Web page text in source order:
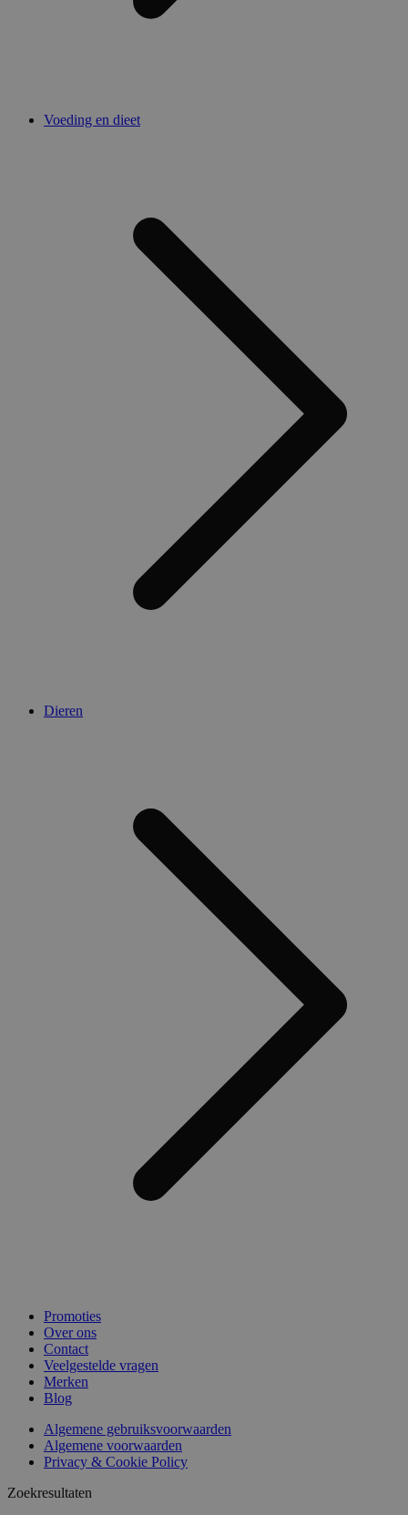
Voeding en dieet
Dieren
Promoties
Over ons
Contact
Veelgestelde vragen
Merken
Blog
Algemene gebruiksvoorwaarden
Algemene voorwaarden
Privacy & Cookie Policy
Zoekresultaten